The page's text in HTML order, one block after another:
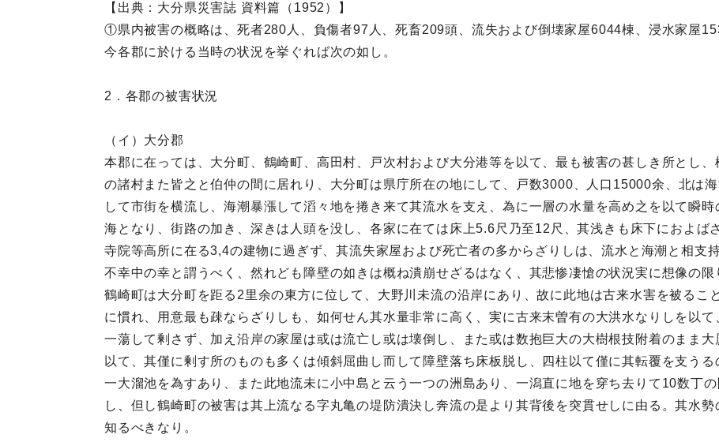
【出典：大分県災害誌 資料篇（1952）】
①県内被害の概略は、死者280人、負傷者97人、死畜209頭、流失および倒壊家屋6044棟、浸水家屋
今各郡に於ける当時の状況を挙ぐれば次の如し。
2．各郡の被害状況
（イ）大分郡
本郡に在っては、大分町、鶴崎町、高田村、戸次村および大分港等を以て、最も被害の甚しき所とし
の諸村また皆之と伯仲の間に居れり、大分町は県庁所在の地にして、戸数3000、人口15000余、北は
して市街を横流し、海潮暴漲して滔々地を捲き来て其流水を支え、為に一層の水量を高め之を以て瞬
海となり、街路の加き、深きは人頭を没し、各家に在ては床上5.6尺乃至12尺、其浅きも床下におよば
寺院等高所に在る3,4の建物に過ぎず、其流失家屋および死亡者の多からざりしは、流水と海潮と相支
不幸中の幸と謂うべく、然れども障壁の如きは概ね潰崩せざるはなく、其悲惨凄愴の状況実に想像の限
鶴崎町は大分町を距る2里余の東方に位して、大野川未流の沿岸にあり、故に此地は古来水害を被るこ
に慣れ、用意最も疎ならざりしも、如何せん其水量非常に高く、実に古来末曽有の大洪水なりしを以
一蕩して剰さず、加え沿岸の家屋は或は流亡し或は壊倒し、また或は数抱巨大の大樹根技附着のまま
以て、其僅に剰す所のものも多くは傾斜屈曲し而して障壁落ち床板脱し、四柱以て僅に其転覆を支う
一大溜池を為すあり、また此地流未に小中島と云う一つの洲島あり、一潟直に地を穿ち去りて10数丁
し、但し鶴崎町の被害は其上流なる字丸亀の堤防潰決し奔流の是より其背後を突貫せしに由る。其水
知るべきなり。